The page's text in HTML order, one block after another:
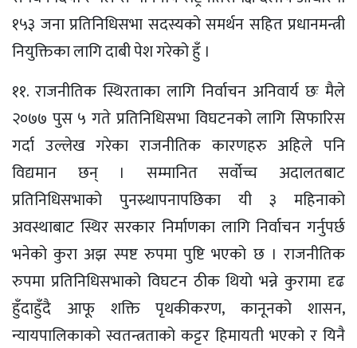
१५३ जना प्रतिनिधिसभा सदस्यको समर्थन सहित प्रधानमन्त्री
नियुक्तिका लागि दाबी पेश गरेको हुँ ।
११. राजनीतिक स्थिरताका लागि निर्वाचन अनिवार्य छः मैले
२०७७ पुस ५ गते प्रतिनिधिसभा विघटनको लागि सिफारिस
गर्दा उल्लेख गरेका राजनीतिक कारणहरु अहिले पनि
विद्यमान छन् । सम्मानित सर्वोच्च अदालतबाट
प्रतिनिधिसभाको पुनस्र्थापनापछिका यी ३ महिनाको
अवस्थाबाट स्थिर सरकार निर्माणका लागि निर्वाचन गर्नुपर्छ
भनेको कुरा अझ स्पष्ट रुपमा पुष्टि भएको छ । राजनीतिक
रुपमा प्रतिनिधिसभाको विघटन ठीक थियो भन्ने कुरामा दृढ
हुँदाहुँदै आफू शक्ति पृथकीकरण‚ कानूनको शासन‚
न्यायपालिकाको स्वतन्त्रताको कट्टर हिमायती भएको र यिनै